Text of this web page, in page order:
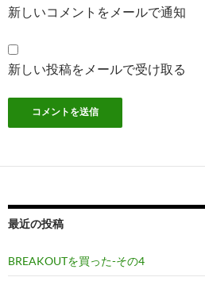
新しいコメントをメールで通知
新しい投稿をメールで受け取る
最近の投稿
BREAKOUTを買った-その4